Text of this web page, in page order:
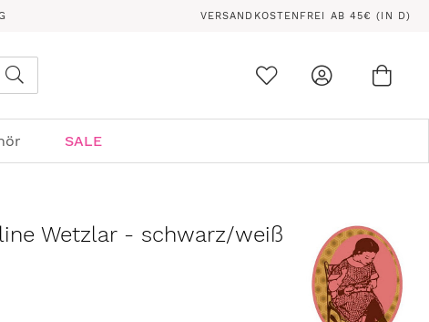
VERSANDKOSTENFREI AB 45€ (IN D)
SALE
Wetzlar - schwarz/weiß